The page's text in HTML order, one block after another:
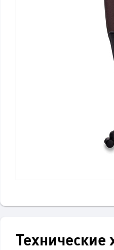
Технические